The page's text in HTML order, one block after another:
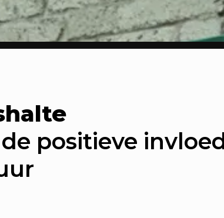
over het
de huiskamer van de
over het
met Pop-
positieve